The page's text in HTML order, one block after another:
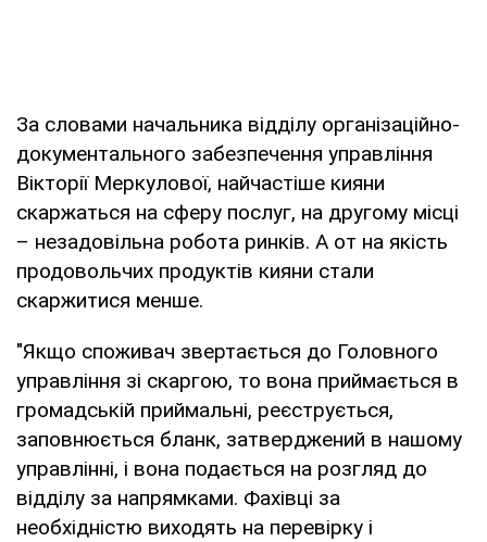
За словами начальника відділу організаційно-
документального забезпечення управління
Вікторії Меркулової, найчастіше кияни
скаржаться на сферу послуг, на другому місці
­­– незадовільна робота ринків. А от на якість
продовольчих продуктів кияни стали
скаржитися менше.
"Якщо споживач звертається до Головного
управління зі скаргою, то вона приймається в
громадській приймальні, реєструється,
заповнюється бланк, затверджений в нашому
управлінні, і вона подається на розгляд до
відділу за напрямками. Фахівці за
необхідністю виходять на перевірку і